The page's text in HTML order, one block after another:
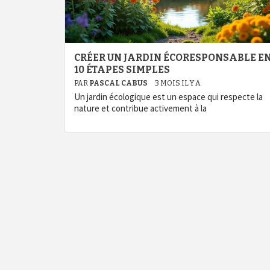
CRÉER UN JARDIN ÉCORESPONSABLE
10 ÉTAPES SIMPLES
PAR PASCAL CABUS 3 MOIS IL Y A
Un jardin écologique est un espace qui respecte la
nature et contribue activement à la